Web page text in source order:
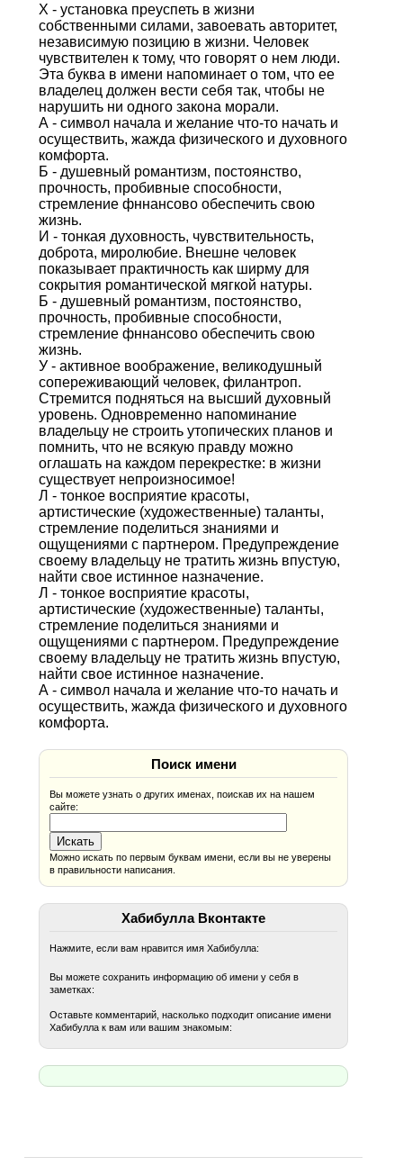
Х - установка преуспеть в жизни
собственными силами, завоевать авторитет,
независимую позицию в жизни. Человек
чувствителен к тому, что говорят о нем люди.
Эта буква в имени напоминает о том, что ее
владелец должен вести себя так, чтобы не
нарушить ни одного закона морали.
А - символ начала и желание что-то начать и
осуществить, жажда физического и духовного
комфорта.
Б - душевный романтизм, постоянство,
прочность, пробивные способности,
стремление фннансово обеспечить свою
жизнь.
И - тонкая духовность, чувствительность,
доброта, миролюбие. Внешне человек
показывает практичность как ширму для
сокрытия романтической мягкой натуры.
Б - душевный романтизм, постоянство,
прочность, пробивные способности,
стремление фннансово обеспечить свою
жизнь.
У - активное воображение, великодушный
сопереживающий человек, филантроп.
Стремится подняться на высший духовный
уровень. Одновременно напоминание
владельцу не строить утопических планов и
помнить, что не всякую правду можно
оглашать на каждом перекрестке: в жизни
существует непроизносимое!
Л - тонкое восприятие красоты,
артистические (художественные) таланты,
стремление поделиться знаниями и
ощущениями с партнером. Предупреждение
своему владельцу не тратить жизнь впустую,
найти свое истинное назначение.
Л - тонкое восприятие красоты,
артистические (художественные) таланты,
стремление поделиться знаниями и
ощущениями с партнером. Предупреждение
своему владельцу не тратить жизнь впустую,
найти свое истинное назначение.
А - символ начала и желание что-то начать и
осуществить, жажда физического и духовного
комфорта.
Поиск имени
Вы можете узнать о других именах, поискав их на нашем
сайте:
Можно искать по первым буквам имени, если вы не уверены
в правильности написания.
Хабибулла Вконтакте
Нажмите, если вам нравится имя Хабибулла:
Вы можете сохранить информацию об имени у себя в
заметках:
Оставьте комментарий, насколько подходит описание имени
Хабибулла к вам или вашим знакомым: